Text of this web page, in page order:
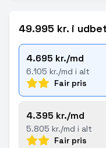
49.995 kr. i
4.695 kr./md
6.105 kr./md i alt
Fair pris
4.395 kr./md
5.805 kr./md i alt
Fair pris